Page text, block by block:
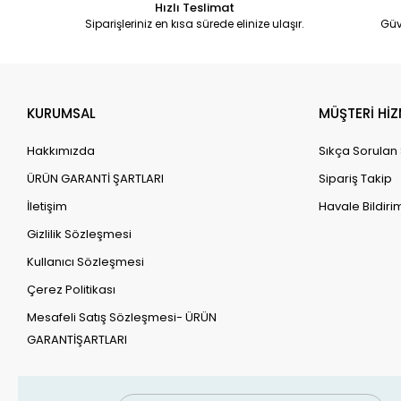
Hızlı Teslimat
Siparişleriniz en kısa sürede elinize ulaşır.
KURUMSAL
Hakkımızda
ÜRÜN GARANTİ ŞARTLARI
İletişim
Gizlilik Sözleşmesi
Kullanıcı Sözleşmesi
Çerez Politikası
Mesafeli Satış Sözleşmesi- ÜRÜN
GARANTİŞARTLARI
MÜŞTERİ
Sıkça
Sipariş Takip
Havale